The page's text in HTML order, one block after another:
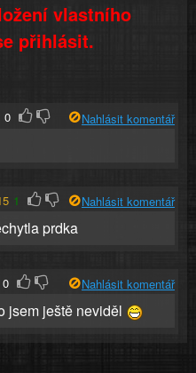
vlastního
přihlásit.
0 Nahlásit komentář
1 Nahlásit komentář
prdka
0 Nahlásit komentář
jsem ještě neviděl